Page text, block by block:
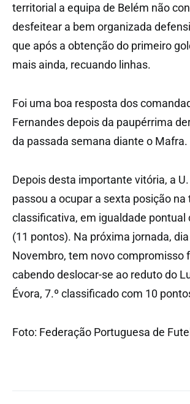
territorial a equipa de Belém não
desfeitear a bem organizada
que após a obtenção do primeiro
mais ainda, recuando linhas.
Foi uma boa resposta dos
Fernandes depois da paupérrima
da passada semana diante o Mafra.
Depois desta importante vitória, a
passou a ocupar a sexta posição na
classificativa, em igualdade pontual
(11 pontos). Na próxima jornada,
Novembro, tem novo compromisso
cabendo deslocar-se ao reduto do
Évora, 7.º classificado com 10
Foto: Federação Portuguesa de